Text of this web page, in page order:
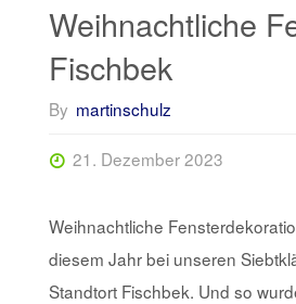
Weihnachtliche
Fischbek
By martinschulz
21. Dezember 2023
Weihnachtliche
diesem Jahr bei unseren
Standtort Fischbek. Und so